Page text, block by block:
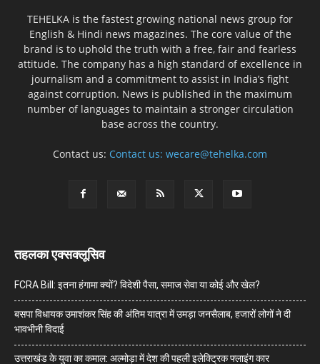
TEHELKA is the fastest growing national news group for
English & Hindi news magazines. The core value of the
brand is to uphold the truth with a free, fair and fearless
attitude. The company has a high standard of excellence in
journalism and a commitment to assist in India’s fight
against corruption. News is published in the maximum
number of languages to maintain a stronger circulation
base across the country.
Contact us: Contact us: wecare@tehelka.com
तहलका एक्सक्लूसिव
FCRA Bill: इतना हंगामा क्यों? विदेशी पैसा, समाज सेवा या कोई और खेल?
बसपा विधायक उमाशंकर सिंह की अंतिम यात्रा में उमड़ा जनसैलाब, हजारों लोगों ने दी
भावभीनी विदाई
उत्तराखंड के युवा का कमाल: अल्मोड़ा में देश की पहली इलेक्ट्रिक फ्लाइंग कार